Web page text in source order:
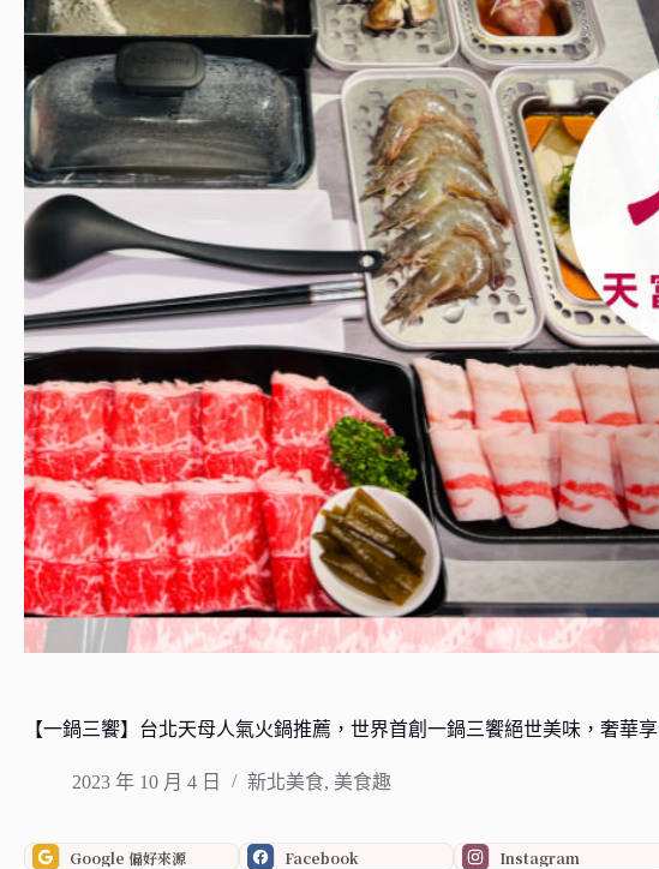
【一鍋三饗】台北天母人氣火鍋推薦，世界首創一鍋三饗絕世美味，奢華
2023 年 10 月 4 日 新北美食, 美食趣
Google 偏好來源 Facebook Instagram